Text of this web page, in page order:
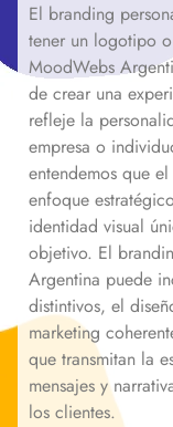
El branding
tener un logotipo
MoodWebs
de crear una
refleje la
empresa o
entendemos que
enfoque
identidad visual
objetivo. El
Argentina puede
distintivos, el
marketing
que transmitan la
mensajes y
los clientes.